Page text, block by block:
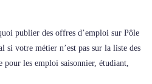
publier des offres d’emploi sur Pôle
si votre métier n’est pas sur la liste des
pour les emploi saisonnier, étudiant,